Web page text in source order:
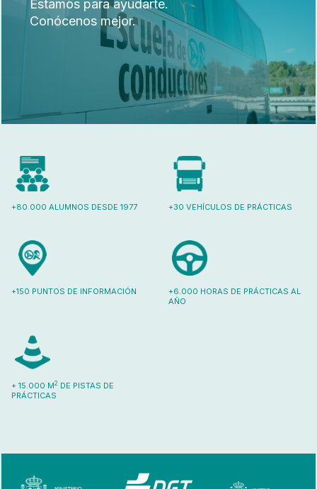
Estamos para ayudarte.
Conócenos mejor.
+80.000 ALUMNOS DESDE 1977 +30 VEHÍCULOS DE PRÁCTICAS
+150 PUNTOS DE INFORMACIÓN
+6.000 HORAS DE PRÁCTICAS AL
AÑO
+ 15.000 M2 DE PISTAS DE
PRÁCTICAS